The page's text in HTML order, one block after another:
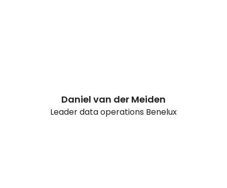
Daniel van der Meiden
Leader data operations Benelux